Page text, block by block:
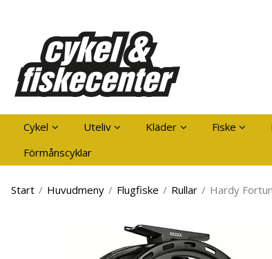
Cykel Uteliv Kläder Fiske
Förmånscyklar
Start / Huvudmeny / Flugfiske / Rullar / Hardy